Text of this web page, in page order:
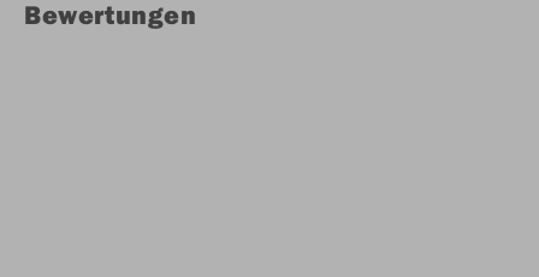
Bewertungen